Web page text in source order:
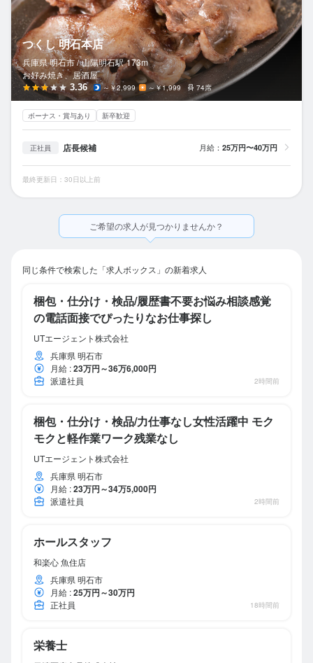
つくし 明石本店
兵庫県 明石市 / 山陽明石駅 173m
お好み焼き、居酒屋
3.36 ～￥2,999 ～￥1,999 74席
ボーナス・賞与あり 新卒歓迎
正社員 店長候補 月給： 25万円〜40万円
最終更新日：30日以上前
ご希望の求人が見つかりませんか？
同じ条件で検索した「求人ボックス」の新着求人
梱包・仕分け・検品/履歴書不要お悩み相談感覚
の電話面接でぴったりなお仕事探し
UTエージェント株式会社
兵庫県 明石市
月給 :23万円～36万6,000円
派遣社員 2時間前
梱包・仕分け・検品/力仕事なし女性活躍中 モク
モクと軽作業ワーク残業なし
UTエージェント株式会社
兵庫県 明石市
月給 :23万円～34万5,000円
派遣社員 2時間前
ホールスタッフ
和楽心 魚住店
兵庫県 明石市
月給 :25万円～30万円
正社員 18時間前
栄養士